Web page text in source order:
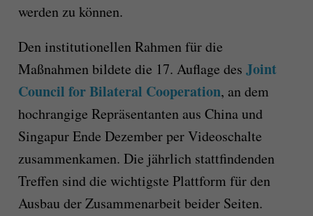
werden zu können.
Den institutionellen Rahmen für die
Maßnahmen bildete die 17. Auflage des Joint
Council for Bilateral Cooperation, an dem
hochrangige Repräsentanten aus China und
Singapur Ende Dezember per Videoschalte
zusammenkamen. Die jährlich stattfindenden
Treffen sind die wichtigste Plattform für den
Ausbau der Zusammenarbeit beider Seiten.